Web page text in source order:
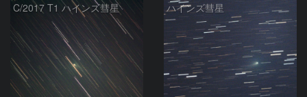
C/2017 T1 ハインズ彗星 ハインズ彗星